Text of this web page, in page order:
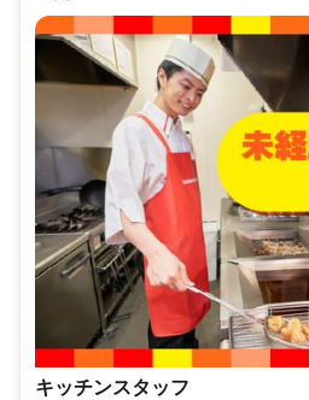
キッチンスタッフ